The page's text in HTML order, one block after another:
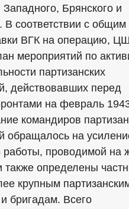
Западного, Брянского и
В соответствии с общим
ВГК на операцию,
мероприятий по
партизанских
действовавших перед
на февраль
командиров
обращалось на
работы, проводимой на
также определены
крупным
бригадам. Всего